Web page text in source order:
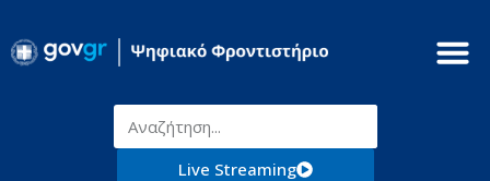
Live Streaming